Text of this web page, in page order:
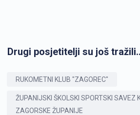
Drugi posjetitelji su još
RUKOMETNI KLUB "ZAGOREC"
ŽUPANIJSKI ŠKOLSKI SPORTSKI SAVEZ
ZAGORSKE ŽUPANIJE